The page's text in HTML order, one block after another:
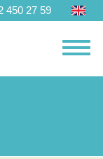
450 27 59